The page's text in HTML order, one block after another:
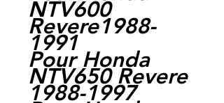
NTV600
Revere1988-
1991
Pour Honda
NTV650 Revere
1988-1997